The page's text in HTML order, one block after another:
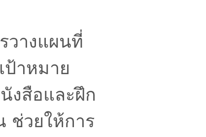
วางแผนที่
ป้าหมาย
งสือและฝึก
ช่วยให้การ